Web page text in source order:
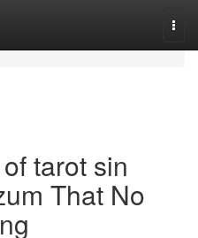
tarot sin
That No